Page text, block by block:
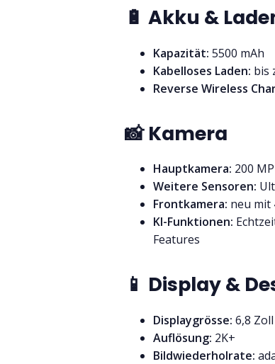
🔋 Akku &
Kapazität: 5500 mAh
Kabelloses Laden: bis
Reverse Wireless
📸 Kamera
Hauptkamera: 200
Weitere Sensoren:
Frontkamera: neu mit
KI-Funktionen:
Features
📱 Display &
Displaygrösse: 6,8 Zoll
Auflösung: 2K+
Bildwiederholrate: